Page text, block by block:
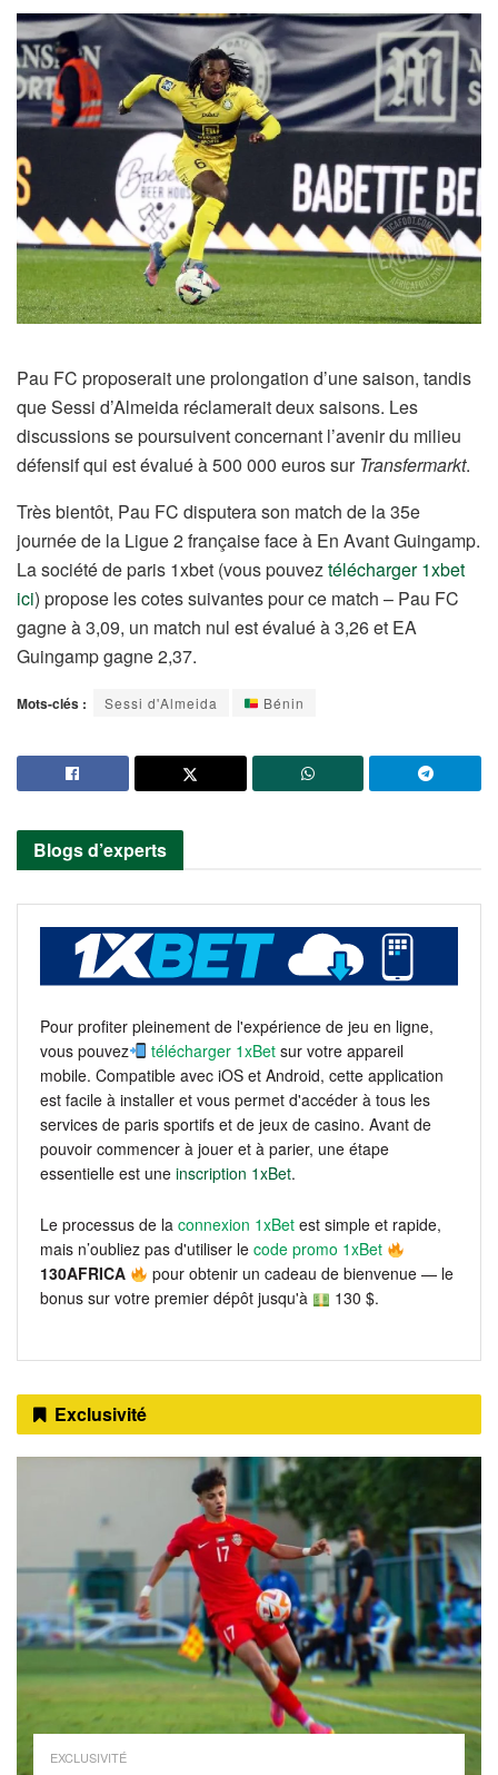
Pau FC proposerait une prolongation d’une saison, tandis
que Sessi d’Almeida réclamerait deux saisons. Les
discussions se poursuivent concernant l’avenir du milieu
défensif qui est évalué à 500 000 euros sur Transfermarkt.
Très bientôt, Pau FC disputera son match de la 35e
journée de la Ligue 2 française face à En Avant Guingamp.
La société de paris 1xbet (vous pouveztélécharger 1xbet
ici) propose les cotes suivantes pour ce match – Pau FC
gagne à 3,09, un match nul est évalué à 3,26 et EA
Guingamp gagne 2,37.
Mots-clés : Sessi d'Almeida Bénin
Blogs d’experts
Pour profiter pleinement de l'expérience de jeu en ligne,
vous pouvez
télécharger 1xBet sur votre appareil
mobile. Compatible avec iOS et Android, cette application
est facile à installer et vous permet d'accéder à tous les
services de paris sportifs et de jeux de casino. Avant de
pouvoir commencer à jouer et à parier, une étape
essentielle est une inscription 1xBet.
Le processus de la connexion 1xBet est simple et rapide,
mais n’oubliez pas d'utiliser le code promo 1xBet
130AFRICA
pour obtenir un cadeau de bienvenue — le
bonus sur votre premier dépôt jusqu'à
130 $.
Exclusivité
EXCLUSIVITÉ